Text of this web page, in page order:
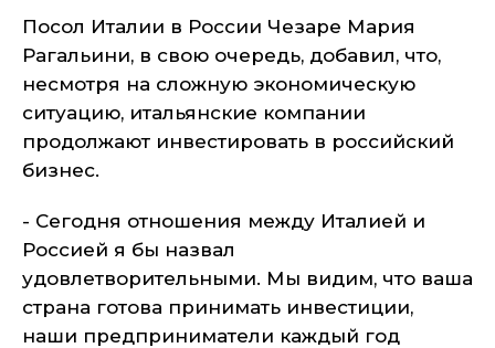
Посол Италии в России Чезаре Мария
Рагальини, в свою очередь, добавил, что,
несмотря на сложную экономическую
ситуацию, итальянские компании
продолжают инвестировать в российский
бизнес.
- Сегодня отношения между Италией и
Россией я бы назвал
удовлетворительными. Мы видим, что ваша
страна готова принимать инвестиции,
наши предприниматели каждый год